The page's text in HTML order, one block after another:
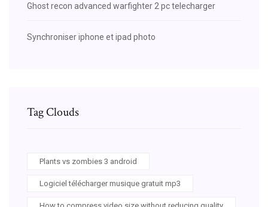
Ghost recon advanced warfighter 2 pc telecharger
Synchroniser iphone et ipad photo
Tag Clouds
Plants vs zombies 3 android
Logiciel télécharger musique gratuit mp3